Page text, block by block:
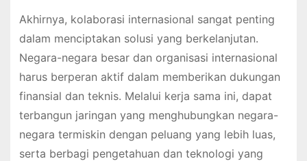
Akhirnya, kolaborasi internasional sangat penting
dalam menciptakan solusi yang berkelanjutan.
Negara-negara besar dan organisasi internasional
harus berperan aktif dalam memberikan dukungan
finansial dan teknis. Melalui kerja sama ini, dapat
terbangun jaringan yang menghubungkan negara-
negara termiskin dengan peluang yang lebih luas,
serta berbagi pengetahuan dan teknologi yang